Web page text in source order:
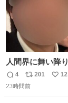
人間界に舞い降
過ぎてずっと味
返
信
4
リ
ポ
201
い
23時間前